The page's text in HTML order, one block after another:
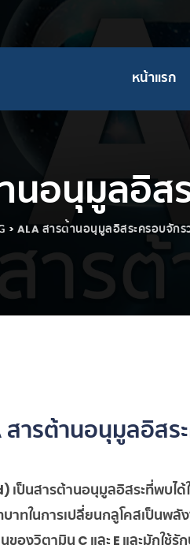
หน้าแรก
นอนุมูลอิส
> ALA สารต้านอนุมูลอิสระครอบจักร
สารต้านอนุมูลอิสร
ป็นสารต้านอนุมูลอิสระที่พบได้
าทในการเปลี่ยนกลูโคสเป็นพ
ของวิตามิน C และ E และมักใช้